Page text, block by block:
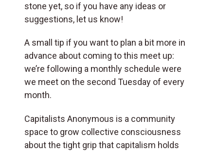
stone yet, so if you have any ideas or
suggestions, let us know!
A small tip if you want to plan a bit more in
advance about coming to this meet up:
we’re following a monthly schedule were
we meet on the second Tuesday of every
month.
Capitalists Anonymous is a community
space to grow collective consciousness
about the tight grip that capitalism holds